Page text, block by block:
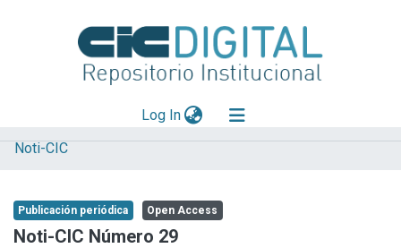
Log In(current)
Explorar
Aportar material
Noti-CIC
Publicación periódica Open Access
Noti-CIC Número 29